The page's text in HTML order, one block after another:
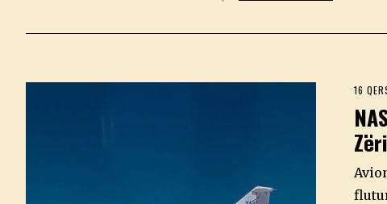
16